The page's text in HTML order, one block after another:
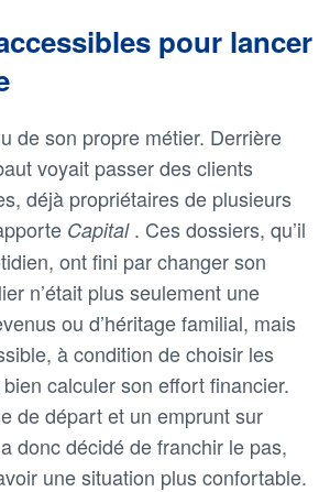
pour lancer
de son propre métier. Derrière
voyait passer des clients
déjà propriétaires de plusieurs
Capital . Ces dossiers, qu’il
ont fini par changer son
n’était plus seulement une
ou d’héritage familial, mais
à condition de choisir les
calculer son effort financier.
de départ et un emprunt sur
donc décidé de franchir le pas,
une situation plus confortable.